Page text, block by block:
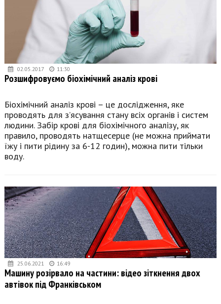
02.05.2017 11:30
Розшифровуємо біохімічний аналіз крові
Біохімічний аналіз крові – це дослідження, яке
проводять для з’ясування стану всіх органів і систем
людини. Забір крові для біохімічного аналізу, як
правило, проводять натщесерце (не можна приймати
їжу і пити рідину за 6-12 годин), можна пити тільки
воду.
25.06.2021 16:49
Машину розірвало на частини: відео зіткнення двох
автівок під Франківськом